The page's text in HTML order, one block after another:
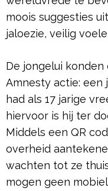
moois suggesties
jaloezie, veilig
De jongelui
Amnesty actie: een
had als 17 jarige
hiervoor is hij ter
Middels een QR
overheid
wachten tot ze
mogen geen